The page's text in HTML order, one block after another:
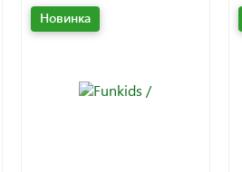
Новинка